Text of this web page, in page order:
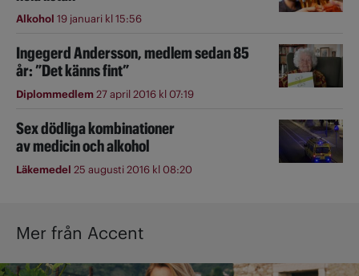
Alkohol 19 januari kl 15:56
Ingegerd Andersson, medlem sedan 85
år: ”Det känns fint”
Diplommedlem27 april 2016 kl 07:19
Sex dödliga kombinationer
av medicin och alkohol
Läkemedel 25 augusti 2016 kl 08:20
Mer från Accent